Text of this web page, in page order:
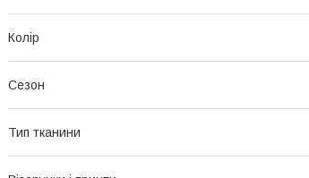
Колір
Сезон
Тип тканини